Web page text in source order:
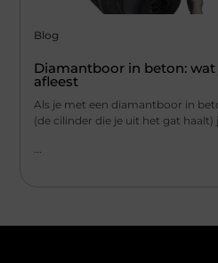
Blog
Diamantboor in beton:
afleest
Als je met een diamantboor in
(de cilinder die je uit het gat haalt)
...